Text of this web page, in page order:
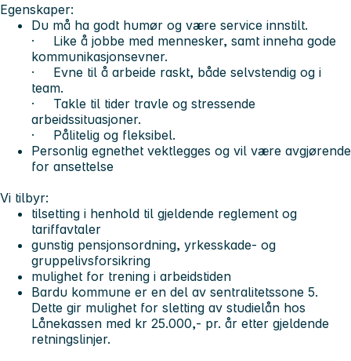
Egenskaper:
Du må ha godt humør og være service innstilt.
· Like å jobbe med mennesker, samt inneha gode
kommunikasjonsevner.
· Evne til å arbeide raskt, både selvstendig og i
team.
· Takle til tider travle og stressende
arbeidssituasjoner.
· Pålitelig og fleksibel.
Personlig egnethet vektlegges og vil være avgjørende
for ansettelse
Vi tilbyr:
tilsetting i henhold til gjeldende reglement og
tariffavtaler
gunstig pensjonsordning, yrkesskade- og
gruppelivsforsikring
mulighet for trening i arbeidstiden
Bardu kommune er en del av sentralitetssone 5.
Dette gir mulighet for sletting av studielån hos
Lånekassen med kr 25.000,- pr. år etter gjeldende
retningslinjer.